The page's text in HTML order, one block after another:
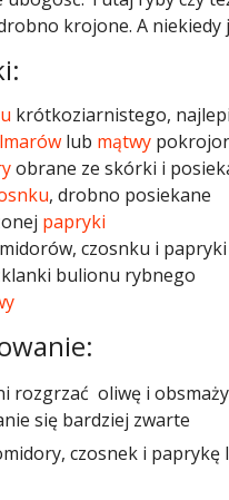
krojone. A
krótkoziarnistego,
lub mątwy
obrane ze skórki i
, drobno posiekane
papryki
czosnku i papryki
bulionu rybnego
rozgrzać oliwę i
się bardziej zwarte
czosnek i